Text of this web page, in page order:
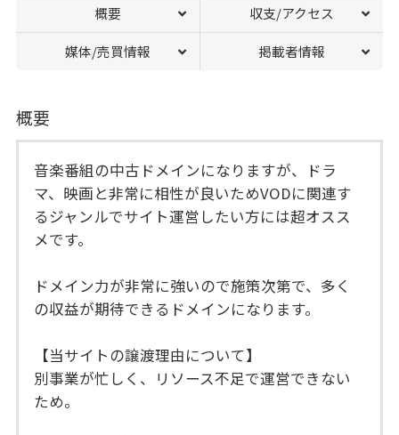
概要 収支/アクセス
媒体/売買情報 掲載者情報
概要
音楽番組の中古ドメインになりますが、ドラ
マ、映画と非常に相性が良いためVODに関連す
るジャンルでサイト運営したい方には超オスス
メです。
ドメイン力が非常に強いので施策次第で、多く
の収益が期待できるドメインになります。
【当サイトの譲渡理由について】
別事業が忙しく、リソース不足で運営できない
ため。